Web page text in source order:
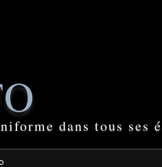
dans tous ses